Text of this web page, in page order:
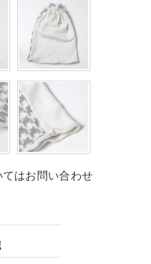
はお問い合わせ